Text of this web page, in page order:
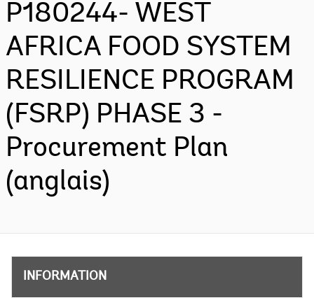
P180244- WEST
AFRICA FOOD SYSTEM
RESILIENCE PROGRAM
(FSRP) PHASE 3 -
Procurement Plan
(anglais)
INFORMATION